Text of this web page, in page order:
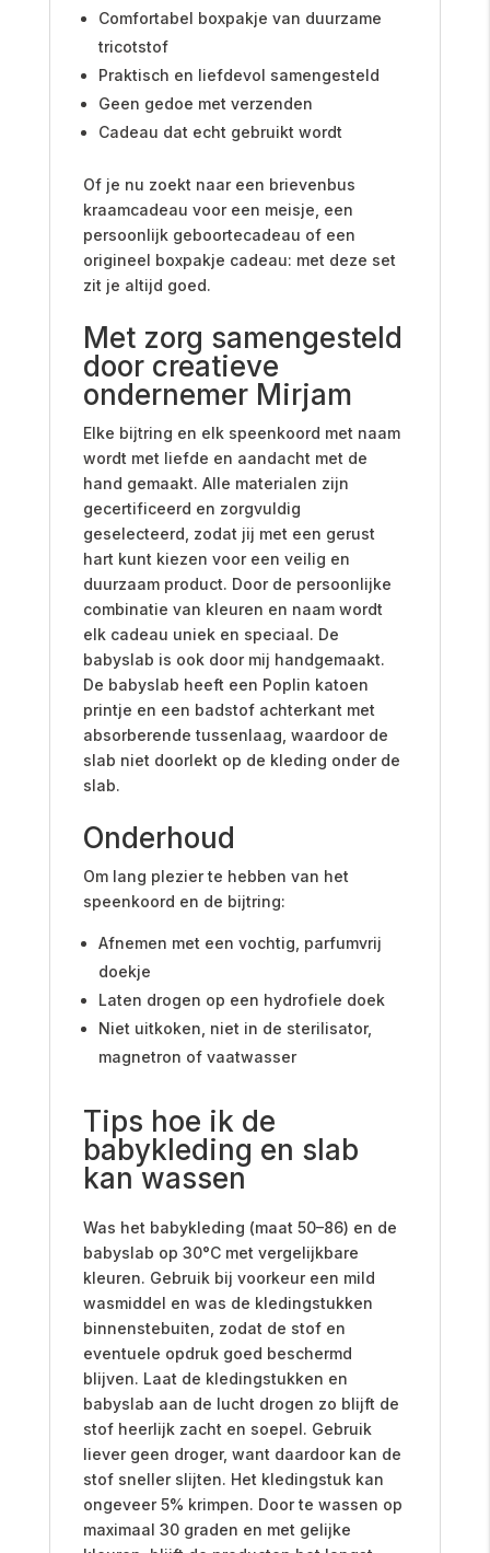
Comfortabel boxpakje van duurzame
tricotstof
Praktisch en liefdevol samengesteld
Geen gedoe met verzenden
Cadeau dat echt gebruikt wordt
Of je nu zoekt naar een brievenbus
kraamcadeau voor een meisje, een
persoonlijk geboortecadeau of een
origineel boxpakje cadeau: met deze set
zit je altijd goed.
Met zorg samengesteld
door creatieve
ondernemer Mirjam
Elke bijtring en elk speenkoord met naam
wordt met liefde en aandacht met de
hand gemaakt. Alle materialen zijn
gecertificeerd en zorgvuldig
geselecteerd, zodat jij met een gerust
hart kunt kiezen voor een veilig en
duurzaam product. Door de persoonlijke
combinatie van kleuren en naam wordt
elk cadeau uniek en speciaal. De
babyslab is ook door mij handgemaakt.
De babyslab heeft een Poplin katoen
printje en een badstof achterkant met
absorberende tussenlaag, waardoor de
slab niet doorlekt op de kleding onder de
slab.
Onderhoud
Om lang plezier te hebben van het
speenkoord en de bijtring:
Afnemen met een vochtig, parfumvrij
doekje
Laten drogen op een hydrofiele doek
Niet uitkoken, niet in de sterilisator,
magnetron of vaatwasser
Tips hoe ik de
babykleding en slab
kan wassen
Was het babykleding (maat 50–86) en de
babyslab op 30°C met vergelijkbare
kleuren. Gebruik bij voorkeur een mild
wasmiddel en was de kledingstukken
binnenstebuiten, zodat de stof en
eventuele opdruk goed beschermd
blijven. Laat de kledingstukken en
babyslab aan de lucht drogen zo blijft de
stof heerlijk zacht en soepel. Gebruik
liever geen droger, want daardoor kan de
stof sneller slijten. Het kledingstuk kan
ongeveer 5% krimpen. Door te wassen op
maximaal 30 graden en met gelijke